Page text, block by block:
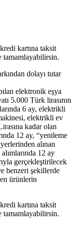
kartına taksit
tamamlayabilirsin.
dolayı tutar
elektronik eşya
5.000 Türk lirasının
6 ay, elektrikli
elektrikli ev
kadar olan
12 ay, “yenileme
alınan
12 ay
gerçekleştirilecek
benzeri şekillerde
ürünlerin
kartına taksit
tamamlayabilirsin.